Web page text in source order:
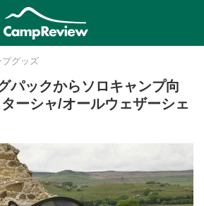
プグッズ
パックからソロキャンプ向
ーシャ/オールウェザーシェ